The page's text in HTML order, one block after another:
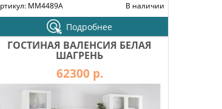
MM4489A
В наличии
Подробнее
ГОСТИНАЯ ВАЛЕНСИЯ БЕЛАЯ
ШАГРЕНЬ
62300 р.